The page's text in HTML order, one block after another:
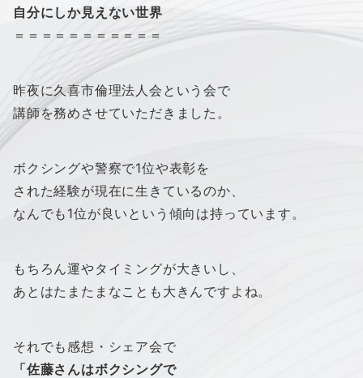
自分にしか見えない世界
＝＝＝＝＝＝＝＝＝＝＝
昨夜に久喜市倫理法人会という会で
講師を務めさせていただきました。
ボクシングや警察で1位や表彰を
された経験が現在に生きているのか、
なんでも1位が良いという傾向は持っています。
もちろん運やタイミングが大きいし、
あとはたまたまなことも大きんですよね。
それでも感想・シェア会で
「佐藤さんはボクシングで